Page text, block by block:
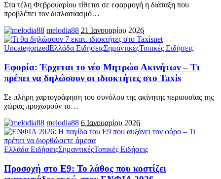
Στα τέλη Φεβρουαρίου τίθεται σε εφαρμογή η διάταξη που
προβλέπει τον διπλασιασμό…
melodia88 21 Ιανουαρίου 2026
UncategorizedΕλλάδα ΕιδήσειςΣημαντικέςΤοπικές Ειδήσεις
Εφορία: Έρχεται το νέο Μητρώο Ακινήτων – Τι
πρέπει να δηλώσουν οι ιδιοκτήτες στο Taxis
Σε πλήρη χαρτογράφηση του συνόλου της ακίνητης περιουσίας της
χώρας προχωρούν το…
melodia88 6 Ιανουαρίου 2026
Ελλάδα ΕιδήσειςΣημαντικέςΤοπικές Ειδήσεις
Προσοχή στο Ε9: Το λάθος που κοστίζει